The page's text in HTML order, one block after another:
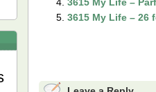
3615 My Life – 26